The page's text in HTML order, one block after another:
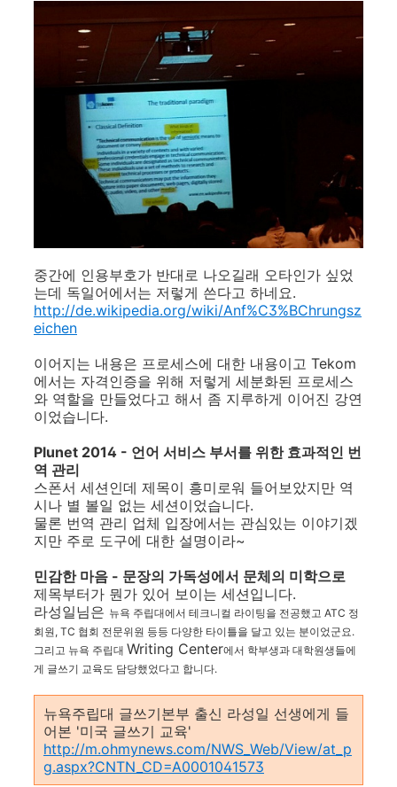
중간에 인용부호가 반대로 나오길래 오타인가 싶었
는데 독일어에서는 저렇게 쓴다고 하네요.
http://de.wikipedia.org/wiki/Anf%C3%BChrungsz
eichen
이어지는 내용은 프로세스에 대한 내용이고 Tekom
에서는 자격인증을 위해 저렇게 세분화된 프로세스
와 역할을 만들었다고 해서 좀 지루하게 이어진 강연
이었습니다.
Plunet 2014 - 언어 서비스 부서를 위한 효과적인 번
역 관리
스폰서 세션인데 제목이 흥미로워 들어보았지만 역
시나 별 볼일 없는 세션이었습니다.
물론 번역 관리 업체 입장에서는 관심있는 이야기겠
지만 주로 도구에 대한 설명이라~
민감한 마음 - 문장의 가독성에서 문체의 미학으로
제목부터가 뭔가 있어 보이는 세션입니다.
라성일님은 뉴욕 주립대에서 테크니컬 라이팅을 전공했고 ATC 정
회원, TC 협회 전문위원 등등 다양한 타이틀을 달고 있는 분이었군요.
그리고 뉴욕 주립대 Writing Center에서 학부생과 대학원생들에
게 글쓰기 교육도 담당했었다고 합니다.
뉴욕주립대 글쓰기본부 출신 라성일 선생에게 들
어본 '미국 글쓰기 교육'
http://m.ohmynews.com/NWS_Web/View/at_p
g.aspx?CNTN_CD=A0001041573